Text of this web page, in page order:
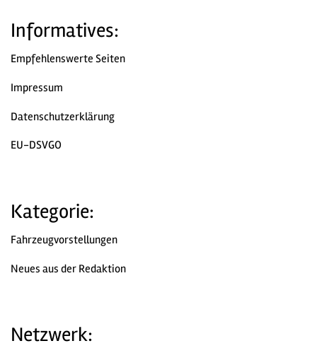
Informatives:
Empfehlenswerte Seiten
Impressum
Datenschutzerklärung
EU-DSVGO
Kategorie:
Fahrzeugvorstellungen
Neues aus der Redaktion
Netzwerk: